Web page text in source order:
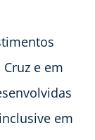
e em
em